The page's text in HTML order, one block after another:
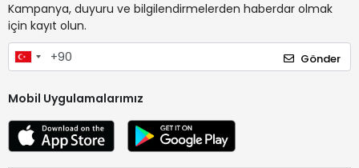
Kampanya, duyuru ve bilgilendirmelerden haberdar olmak
için kayıt olun.
Gönder
Mobil Uygulamalarımız